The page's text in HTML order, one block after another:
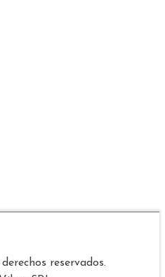
reservados.